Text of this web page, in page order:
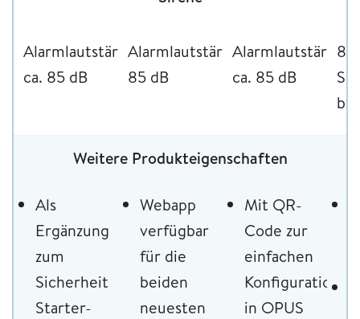
Alarmlautstärke
ca. 85 dB
Alarmlautstärke
85 dB
Alarmlautstärke
ca. 85 dB
85
Weitere Produkteigenschaften
Als
Ergänzung
zum
Sicherheit
Starter-
Webapp
verfügbar
für die
beiden
neuesten
Mit QR-
Code zur
einfachen
Konfiguration
in OPUS